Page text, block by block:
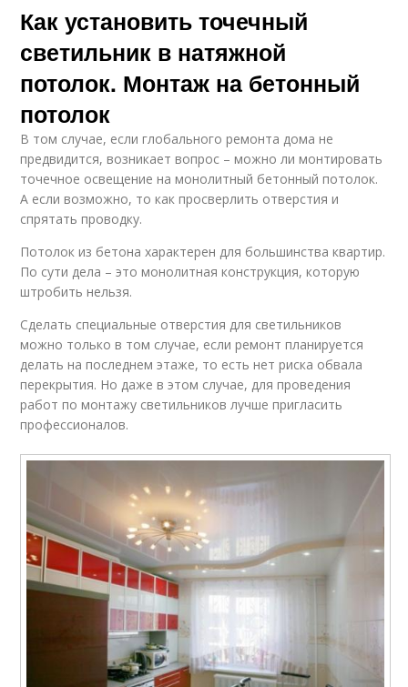
Как установить точечный
светильник в натяжной
потолок. Монтаж на бетонный
потолок
В том случае, если глобального ремонта дома не
предвидится, возникает вопрос – можно ли монтировать
точечное освещение на монолитный бетонный потолок.
А если возможно, то как просверлить отверстия и
спрятать проводку.
Потолок из бетона характерен для большинства квартир.
По сути дела – это монолитная конструкция, которую
штробить нельзя.
Сделать специальные отверстия для светильников
можно только в том случае, если ремонт планируется
делать на последнем этаже, то есть нет риска обвала
перекрытия. Но даже в этом случае, для проведения
работ по монтажу светильников лучше пригласить
профессионалов.